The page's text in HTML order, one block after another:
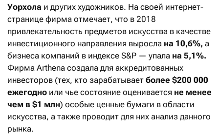
Уорхола и других художников. На своей интернет-
странице фирма отмечает, что в 2018
привлекательность предметов искусства в качестве
инвестиционного направления выросла на 10,6%, а
бизнеса компаний в индексе S&P — упала на 5,1%.
Фирма Arthena создала для аккредитованных
инвесторов (тех, кто зарабатывает более $200 000
ежегодно или чье состояние оценивается не менее
чем в $1 млн) особые ценные бумаги в области
искусства, а также проводит для них анализ данного
рынка.